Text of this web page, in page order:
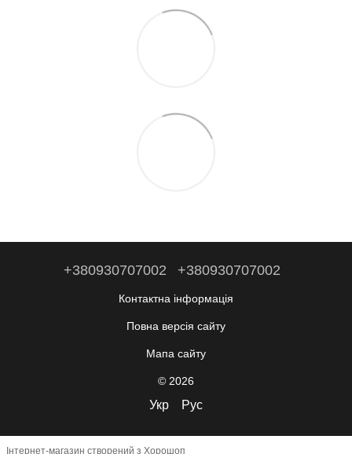
+380930707002 +380930707002
Контактна інформація
Повна версія сайту
Мапа сайту
© 2026
Укр Рус
Інтернет-магазин створений з Хорошоп